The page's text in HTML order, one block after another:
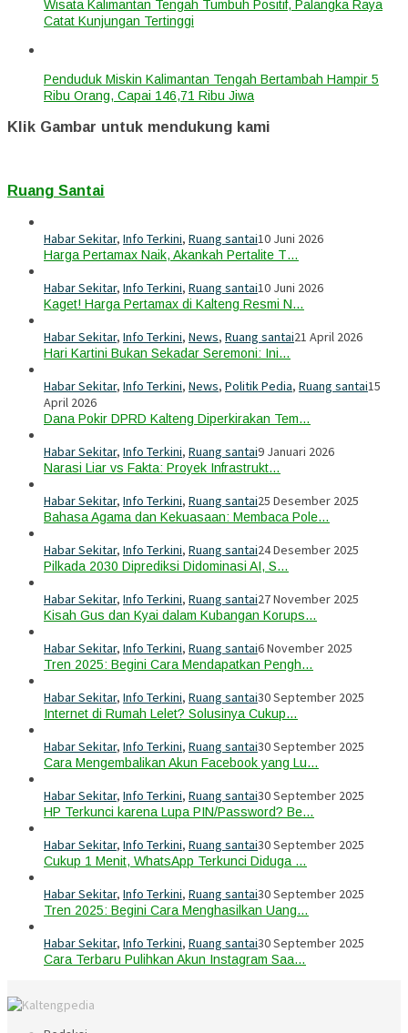
Wisata Kalimantan Tengah Tumbuh Positif, Palangka Raya
Catat Kunjungan Tertinggi
Penduduk Miskin Kalimantan Tengah Bertambah Hampir 5
Ribu Orang, Capai 146,71 Ribu Jiwa
Klik Gambar untuk mendukung kami
Ruang Santai
Habar Sekitar, Info Terkini, Ruang santai10 Juni 2026
Harga Pertamax Naik, Akankah Pertalite T…
Habar Sekitar, Info Terkini, Ruang santai10 Juni 2026
Kaget! Harga Pertamax di Kalteng Resmi N…
Habar Sekitar, Info Terkini, News, Ruang santai21 April 2026
Hari Kartini Bukan Sekadar Seremoni: Ini…
Habar Sekitar, Info Terkini, News, Politik Pedia, Ruang santai15
April 2026
Dana Pokir DPRD Kalteng Diperkirakan Tem…
Habar Sekitar, Info Terkini, Ruang santai9 Januari 2026
Narasi Liar vs Fakta: Proyek Infrastrukt…
Habar Sekitar, Info Terkini, Ruang santai25 Desember 2025
Bahasa Agama dan Kekuasaan: Membaca Pole…
Habar Sekitar, Info Terkini, Ruang santai24 Desember 2025
Pilkada 2030 Diprediksi Didominasi AI, S…
Habar Sekitar, Info Terkini, Ruang santai27 November 2025
Kisah Gus dan Kyai dalam Kubangan Korups…
Habar Sekitar, Info Terkini, Ruang santai6 November 2025
Tren 2025: Begini Cara Mendapatkan Pengh…
Habar Sekitar, Info Terkini, Ruang santai30 September 2025
Internet di Rumah Lelet? Solusinya Cukup…
Habar Sekitar, Info Terkini, Ruang santai30 September 2025
Cara Mengembalikan Akun Facebook yang Lu…
Habar Sekitar, Info Terkini, Ruang santai30 September 2025
HP Terkunci karena Lupa PIN/Password? Be…
Habar Sekitar, Info Terkini, Ruang santai30 September 2025
Cukup 1 Menit, WhatsApp Terkunci Diduga …
Habar Sekitar, Info Terkini, Ruang santai30 September 2025
Tren 2025: Begini Cara Menghasilkan Uang…
Habar Sekitar, Info Terkini, Ruang santai30 September 2025
Cara Terbaru Pulihkan Akun Instagram Saa…